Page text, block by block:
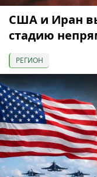
США и Иран
стадию
РЕГИОН